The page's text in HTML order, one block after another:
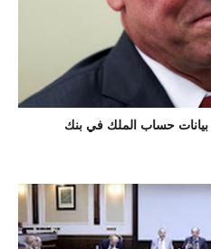
حساب الملك في بنك